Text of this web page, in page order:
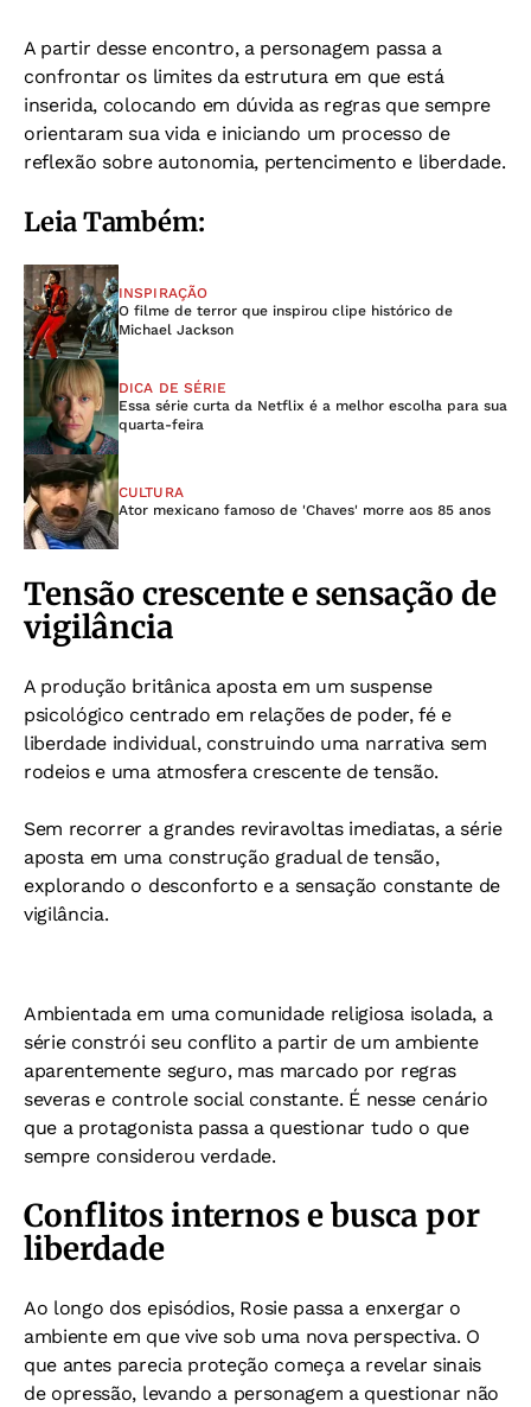
A partir desse encontro, a personagem passa a
confrontar os limites da estrutura em que está
inserida, colocando em dúvida as regras que sempre
orientaram sua vida e iniciando um processo de
reflexão sobre autonomia, pertencimento e liberdade.
Leia Também:
INSPIRAÇÃO
O filme de terror que inspirou clipe histórico de
Michael Jackson
DICA DE SÉRIE
Essa série curta da Netflix é a melhor escolha para sua
quarta-feira
CULTURA
Ator mexicano famoso de 'Chaves' morre aos 85 anos
Tensão crescente e sensação de
vigilância
A produção britânica aposta em um suspense
psicológico centrado em relações de poder, fé e
liberdade individual, construindo uma narrativa sem
rodeios e uma atmosfera crescente de tensão.
Sem recorrer a grandes reviravoltas imediatas, a série
aposta em uma construção gradual de tensão,
explorando o desconforto e a sensação constante de
vigilância.
Ambientada em uma comunidade religiosa isolada, a
série constrói seu conflito a partir de um ambiente
aparentemente seguro, mas marcado por regras
severas e controle social constante. É nesse cenário
que a protagonista passa a questionar tudo o que
sempre considerou verdade.
Conflitos internos e busca por
liberdade
Ao longo dos episódios, Rosie passa a enxergar o
ambiente em que vive sob uma nova perspectiva. O
que antes parecia proteção começa a revelar sinais
de opressão, levando a personagem a questionar não